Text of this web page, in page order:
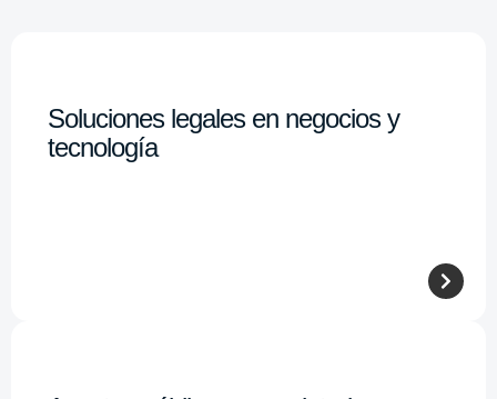
Soluciones legales en negocios y
tecnología